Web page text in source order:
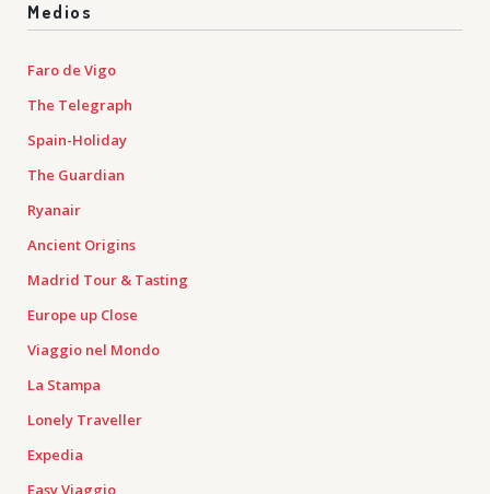
Medios
Faro de Vigo
The Telegraph
Spain-Holiday
The Guardian
Ryanair
Ancient Origins
Madrid Tour & Tasting
Europe up Close
Viaggio nel Mondo
La Stampa
Lonely Traveller
Expedia
Easy Viaggio